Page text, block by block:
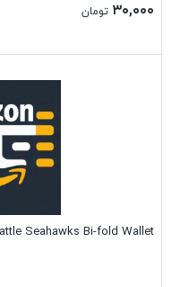
۳۰,۰۰۰ تومان
Seahawks Bi-fold Wallet